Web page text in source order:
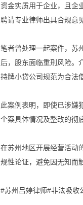
资金实质用于企业，且企
聘请专业律师出具合规意
笔者曾处理一起案件，苏
后，股东面临重刑风险。
持牌小贷公司规范为合法
此案例表明，即使已涉嫌
个案具体情况及整改的彻
在苏州地区开展经营活动
规性论证，避免因无知而
#苏州吕婷律师#非法吸收